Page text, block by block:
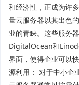
和经济性，正成为许
量云服务器以其出色
业的青睐。这些服务
DigitalOcean和
界面，使得企业可以
源利用： 对于中小企